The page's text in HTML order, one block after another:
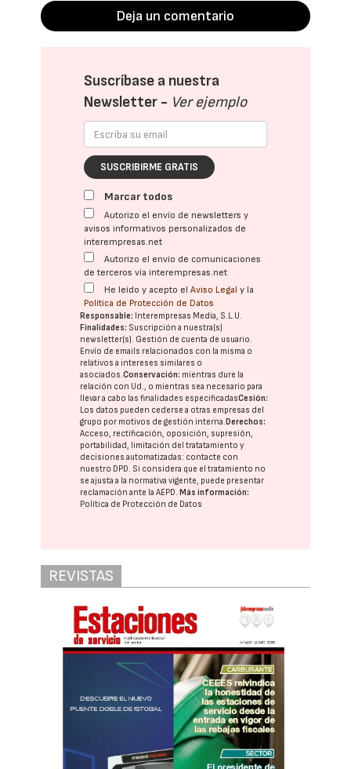
Deja un comentario
Suscríbase a nuestra
Newsletter - Ver ejemplo
SUSCRIBIRME GRATIS
Marcar todos
Autorizo el envío de newsletters y
avisos informativos personalizados de
interempresas.net
Autorizo el envío de comunicaciones
de terceros vía interempresas.net
He leído y acepto elAviso Legal y la
Política de Protección de Datos
Responsable: Interempresas Media, S.L.U.
Finalidades: Suscripción a nuestra(s)
newsletter(s). Gestión de cuenta de usuario.
Envío de emails relacionados con la misma o
relativos a intereses similares o
asociados.Conservación: mientras dure la
relación con Ud., o mientras sea necesario para
llevar a cabo las finalidades especificadasCesión:
Los datos pueden cederse a otras empresas del
grupo por motivos de gestión interna. Derechos:
Acceso, rectificación, oposición, supresión,
portabilidad, limitación del tratatamiento y
decisiones automatizadas: contacte con
nuestro DPD. Si considera que el tratamiento no
se ajusta a la normativa vigente, puede presentar
reclamación ante laAEPD. Más información:
Política de Protección de Datos
REVISTAS